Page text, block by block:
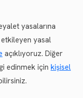
yasalarına
etkileyen yasal
açıklıyoruz. Diğer
edinmek için kişisel